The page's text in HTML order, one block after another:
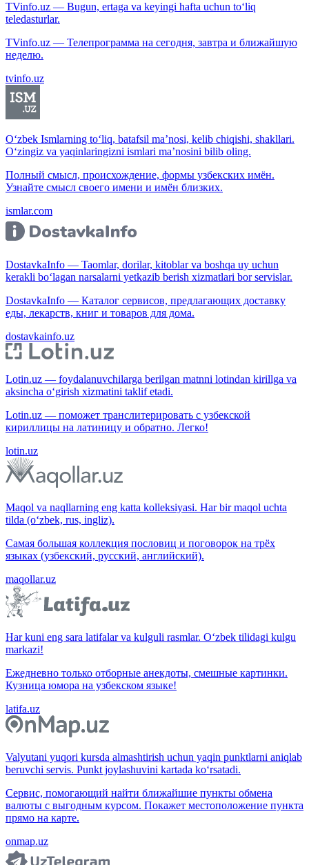
TVinfo.uz — Bugun, ertaga va keyingi hafta uchun to‘liq
teledasturlar.
TVinfo.uz — Телепрограмма на сегодня, завтра и ближайшую
неделю.
tvinfo.uz
O‘zbek Ismlarning to‘liq, batafsil ma’nosi, kelib chiqishi, shakllari.
O‘zingiz va yaqinlaringizni ismlari ma’nosini bilib oling.
Полный смысл, происхождение, формы узбекских имён.
Узнайте смысл своего имени и имён близких.
ismlar.com
DostavkaInfo — Taomlar, dorilar, kitoblar va boshqa uy uchun
kerakli bo‘lagan narsalarni yetkazib berish xizmatlari bor servislar.
DostavkaInfo — Каталог сервисов, предлагающих доставку
еды, лекарств, книг и товаров для дома.
dostavkainfo.uz
Lotin.uz — foydalanuvchilarga berilgan matnni lotindan kirillga va
aksincha o‘girish xizmatini taklif etadi.
Lotin.uz — поможет транслитерировать с узбекской
кириллицы на латиницу и обратно. Легко!
lotin.uz
Maqol va naqllarning eng katta kolleksiyasi. Har bir maqol uchta
tilda (o‘zbek, rus, ingliz).
Самая большая коллекция пословиц и поговорок на трёх
языках (узбекский, русский, английский).
maqollar.uz
Har kuni eng sara latifalar va kulguli rasmlar. O‘zbek tilidagi kulgu
markazi!
Ежедневно только отборные анекдоты, смешные картинки.
Кузница юмора на узбекском языке!
latifa.uz
Valyutani yuqori kursda almashtirish uchun yaqin punktlarni aniqlab
beruvchi servis. Punkt joylashuvini kartada ko‘rsatadi.
Сервис, помогающий найти ближайшие пункты обмена
валюты с выгодным курсом. Покажет местоположение пункта
прямо на карте.
onmap.uz